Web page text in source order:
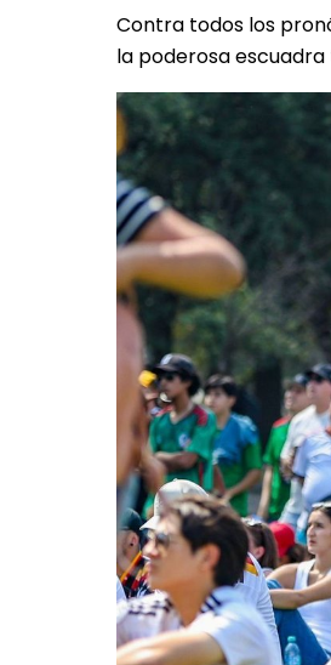
Contra todos los
la poderosa